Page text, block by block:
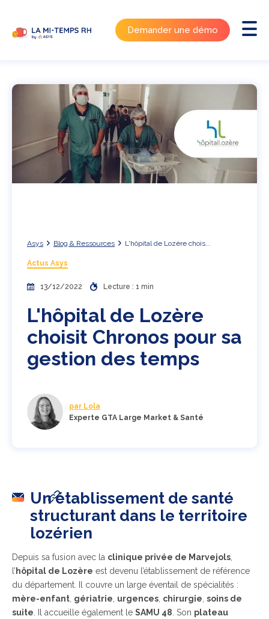
Demander une démo
Asys Blog & Ressources L'hôpital de Lozère chois...
Actus Asys
13/12/2022 Lecture : 1 min
L'hôpital de Lozère
choisit Chronos pour sa
gestion des temps
par Lola
Experte GTA Large Market & Santé
Un établissement de santé
structurant dans le territoire
lozérien
Depuis sa fusion avec la clinique privée de Marvejols
l’ hôpital de Lozère est devenu l’établissement de référence
du département. Il couvre un large éventail de spécialités :
mère-enfant gériatrie urgences chirurgie soins de
suite . Il accueille également le SAMU 48 . Son plateau